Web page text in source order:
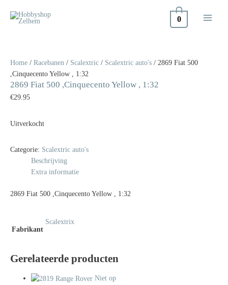
naar
0
Home / Racebanen / Scalextric / Scalextric auto's / 2869 Fiat 500
,Cinquecento Yellow , 1:32
2869 Fiat 500 ,Cinquecento Yellow , 1:32
€29.95
Uitverkocht
Categorie: Scalextric auto's
Beschrijving
Extra informatie
2869 Fiat 500 ,Cinquecento Yellow , 1:32
Fabrikant
Scalextrix
Gerelateerde producten
Niet op